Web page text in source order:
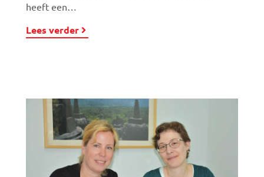
heeft een…
Lees verder